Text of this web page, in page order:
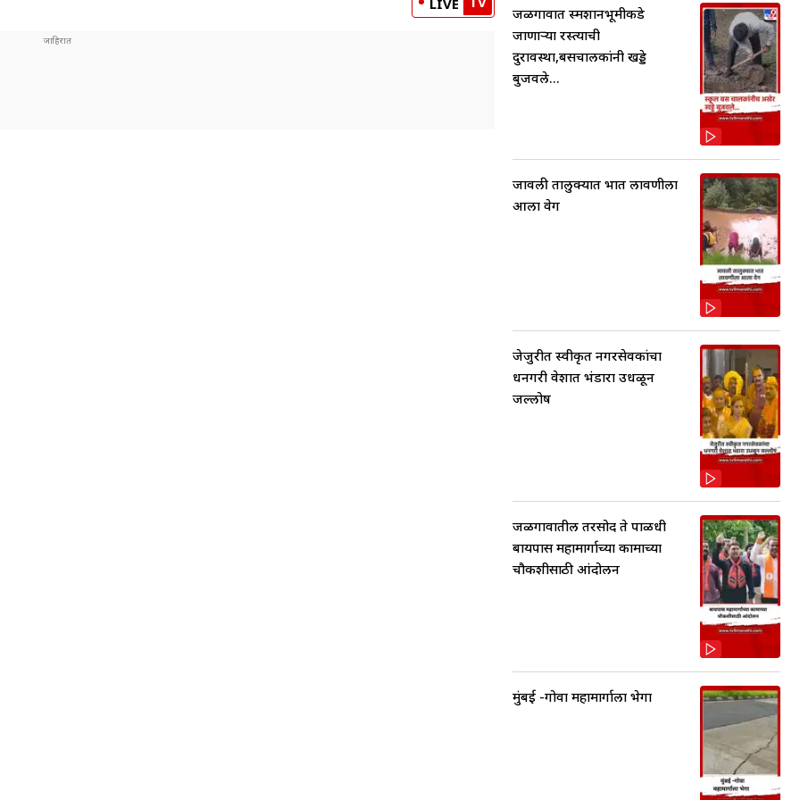
जळगावात स्मशानभूमीकडे
जाणाऱ्या रस्त्याची
दुरावस्था,बसचालकांनी खड्डे
बुजवले...
जावली तालुक्यात भात लावणीला
आला वेग
जेजुरीत स्वीकृत नगरसेवकांचा
धनगरी वेशात भंडारा उधळून
जल्लोष
जळगावातील तरसोद ते पाळधी
बायपास महामार्गाच्या कामाच्या
चौकशीसाठी आंदोलन
मुंबई -गोवा महामार्गाला भेगा